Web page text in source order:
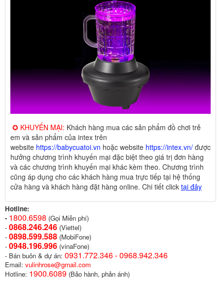
✪ KHUYẾN MẠI: Khách hàng mua các sản phẩm đồ chơi trẻ
em và sản phẩm của intex trên
website https://babycuatoi.vn hoặc website https://intex.vn/ được
hưởng chương trình khuyến mại đặc biệt theo giá trị đơn hàng
và các chương trình khuyến mại khác kèm theo. Chương trình
cũng áp dụng cho các khách hàng mua trực tiếp tại hệ thống
cửa hàng và khách hàng đặt hàng online. Chi tiết click tại đây
Hotline:
- 1800.6598 (Gọi Miễn phí)
- 0868.246.246 (Viettel)
- 0898.599.588 (MobiFone)
- 0948.196.996 (vinaFone)
- Bán buôn & dự án: 0931.772.346 - 0968.942.346
Email: vulinhrose@gmail.com
Hotline: 1900.6089 (Bảo hành, phản ánh)